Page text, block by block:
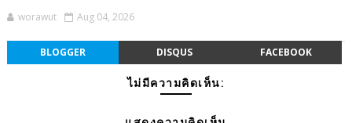
worawut Aug 04, 2026
BLOGGER DISQUS FACEBOOK
ไม่มีความคิดเห็น: